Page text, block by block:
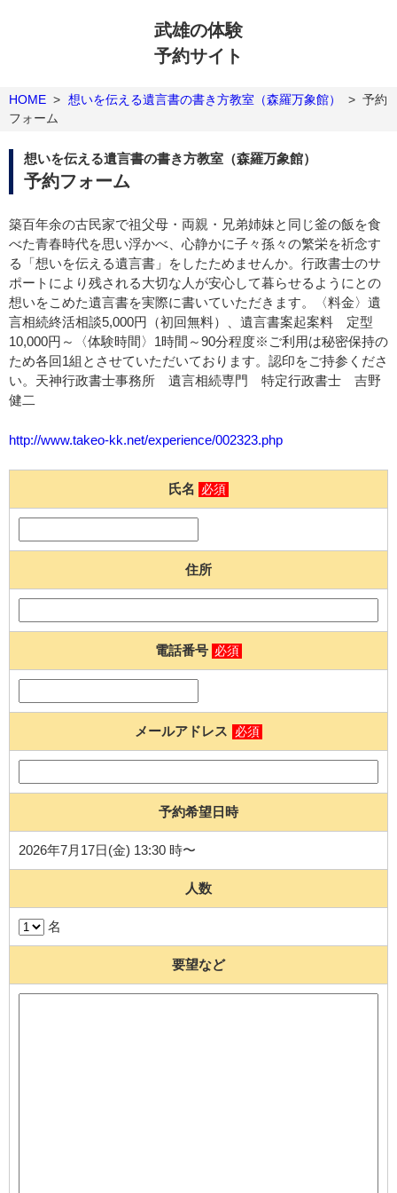
武雄の体験
予約サイト
HOME > 想いを伝える遺言書の書き方教室（森羅万象館） > 予約
フォーム
想いを伝える遺言書の書き方教室（森羅万象館）
予約フォーム
築百年余の古民家で祖父母・両親・兄弟姉妹と同じ釜の飯を食
べた青春時代を思い浮かべ、心静かに子々孫々の繁栄を祈念す
る「想いを伝える遺言書」をしたためませんか。行政書士のサ
ポートにより残される大切な人が安心して暮らせるようにとの
想いをこめた遺言書を実際に書いていただきます。〈料金〉遺
言相続終活相談5,000円（初回無料）、遺言書案起案料 定型
10,000円～〈体験時間〉1時間～90分程度※ご利用は秘密保持の
ため各回1組とさせていただいております。認印をご持参くださ
い。天神行政書士事務所 遺言相続専門 特定行政書士 吉野
健二
http://www.takeo-kk.net/experience/002323.php
氏名 必須
住所
電話番号 必須
メールアドレス 必須
予約希望日時
2026年7月17日(金) 13:30 時〜
人数
名
要望など